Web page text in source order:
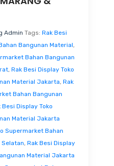
Admin Tags: Rak Besi
Bangunan Material,
Bahan Bangunan
, Rak Besi Display Toko
Material Jakarta, Rak
Bahan Bangunan
Besi Display Toko
Material Jakarta
Supermarket Bahan
, Rak Besi Display
Material Jakarta